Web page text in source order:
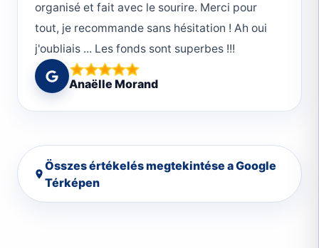
organisé et fait avec le sourire. Merci pour
tout, je recommande sans hésitation ! Ah oui
j'oubliais ... Les fonds sont superbes !!!
Anaëlle Morand
Összes értékelés megtekintése a Google
Térképen